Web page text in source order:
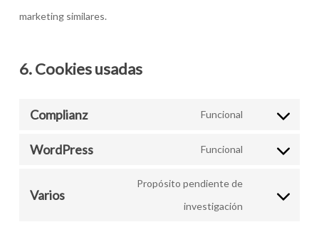
marketing similares.
6. Cookies usadas
Complianz
Funcional
complianz
WordPress
Funcional
Varios
Propósito pendiente de
investigación